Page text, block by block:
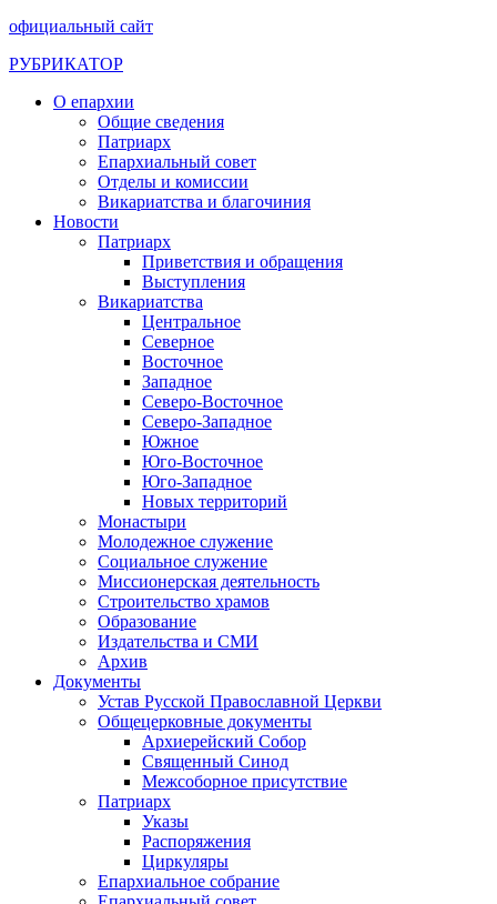
официальный сайт
РУБРИКАТОР
О епархии
Общие сведения
Патриарх
Епархиальный совет
Отделы и комиссии
Викариатства и благочиния
Новости
Патриарх
Приветствия и обращения
Выступления
Викариатства
Центральное
Северное
Восточное
Западное
Северо-Восточное
Северо-Западное
Южное
Юго-Восточное
Юго-Западное
Новых территорий
Монастыри
Молодежное служение
Социальное служение
Миссионерская деятельность
Строительство храмов
Образование
Издательства и СМИ
Архив
Документы
Устав Русской Православной Церкви
Общецерковные документы
Архиерейский Собор
Священный Синод
Межсоборное присутствие
Патриарх
Указы
Распоряжения
Циркуляры
Епархиальное собрание